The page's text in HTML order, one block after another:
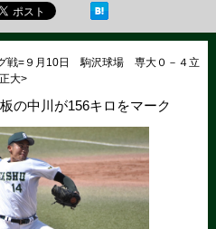
戦=９月10日 駒沢球場 専大０－４立
正大>
の中川が156キロをマーク